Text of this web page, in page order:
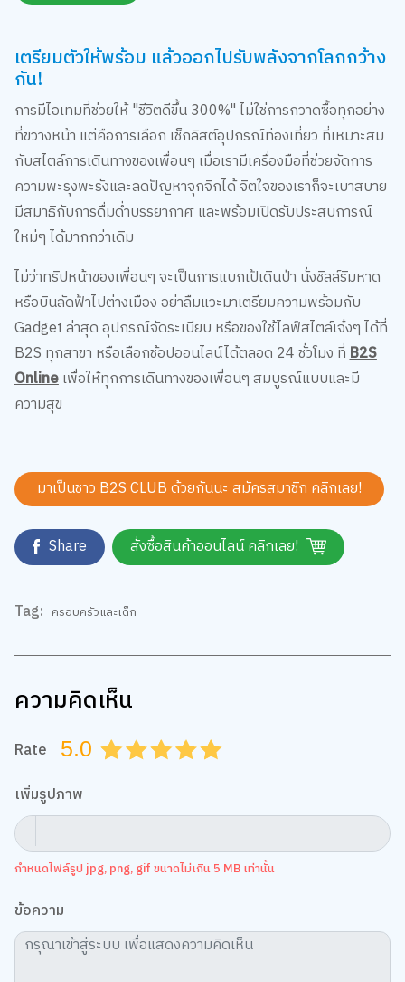
เตรียมตัวให้พร้อม แล้วออกไปรับพลังจากโลกกว้าง
กัน!
การมีไอเทมที่ช่วยให้ "ชีวิตดีขึ้น 300%" ไม่ใช่การกวาดซื้อทุกอย่าง
ที่ขวางหน้า แต่คือการเลือก เช็กลิสต์อุปกรณ์ท่องเที่ยว ที่เหมาะสม
กับสไตล์การเดินทางของเพื่อนๆ เมื่อเรามีเครื่องมือที่ช่วยจัดการ
ความพะรุงพะรังและลดปัญหาจุกจิกได้ จิตใจของเราก็จะเบาสบาย
มีสมาธิกับการดื่มด่ำบรรยากาศ และพร้อมเปิดรับประสบการณ์
ใหม่ๆ ได้มากกว่าเดิม
ไม่ว่าทริปหน้าของเพื่อนๆ จะเป็นการแบกเป้เดินป่า นั่งชิลล์ริมหาด
หรือบินลัดฟ้าไปต่างเมือง อย่าลืมแวะมาเตรียมความพร้อมกับ
Gadget ล่าสุด อุปกรณ์จัดระเบียบ หรือของใช้ไลฟ์สไตล์เจ๋งๆ ได้ที่
B2S ทุกสาขา หรือเลือกช้อปออนไลน์ได้ตลอด 24 ชั่วโมง ที่B2S
Onlineเพื่อให้ทุกการเดินทางของเพื่อนๆ สมบูรณ์แบบและมี
ความสุข
มาเป็นชาว B2S CLUB ด้วยกันนะ สมัครสมาชิกคลิกเลย!
Share สั่งซื้อสินค้าออนไลน์ คลิกเลย!
ความคิดเห็น
4.5
4.0
3.5
3.0
2.5
2.0
1.5
1.0
0.5
เพิ่มรูปภาพ
กำหนดไฟล์รูป jpg, png, gif ขนาดไม่เกิน 5 MB เท่านั้น